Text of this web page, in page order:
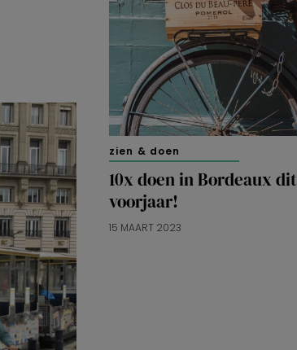
zien & doen
10x doen in Bordeaux dit
voorjaar!
15 MAART 2023